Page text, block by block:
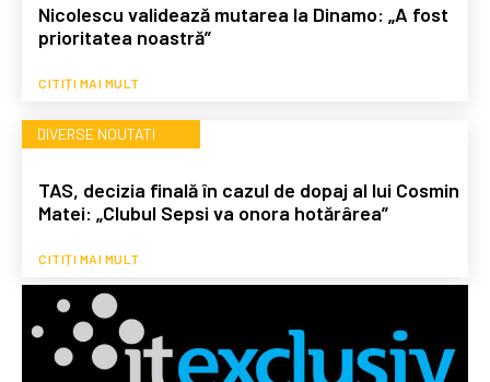
Nicolescu validează mutarea la Dinamo: „A fost
prioritatea noastră”
CITIȚI MAI MULT
DIVERSE NOUTATI
TAS, decizia finală în cazul de dopaj al lui Cosmin
Matei: „Clubul Sepsi va onora hotărârea”
CITIȚI MAI MULT